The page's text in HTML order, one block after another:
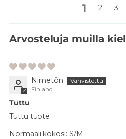
1 2 3
Arvosteluja muilla
Nimetön
Finland
Tuttu
Tuttu tuote
Normaali kokosi: S/M